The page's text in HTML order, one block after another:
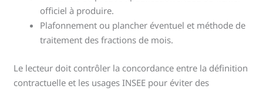
officiel à produire.
Plafonnement ou plancher éventuel et méthode de
traitement des fractions de mois.
Le lecteur doit contrôler la concordance entre la définition
contractuelle et les usages INSEE pour éviter des